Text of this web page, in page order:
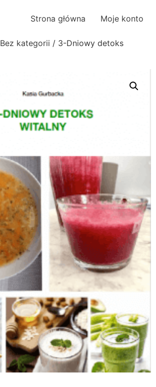
Strona główna Moje konto
Bez kategorii / 3-Dniowy detoks